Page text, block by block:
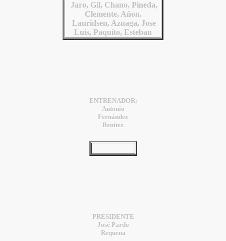
Jaro, Gil, Chano, Pineda,
Clemente, Añon.
Lauridsen, Azuaga, Jose
Luis, Paquito, Esteban
ENTRENADOR:
Antonio
Fernández
Benitez
PRESIDENTE
José Pardo
Requena